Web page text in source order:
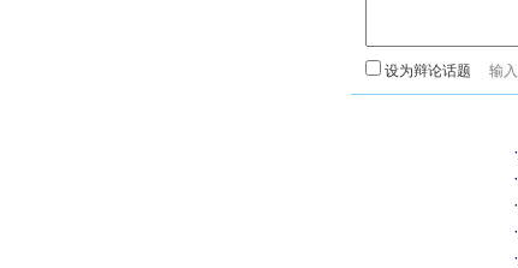
设为辩论话题
·
·
·
·
·